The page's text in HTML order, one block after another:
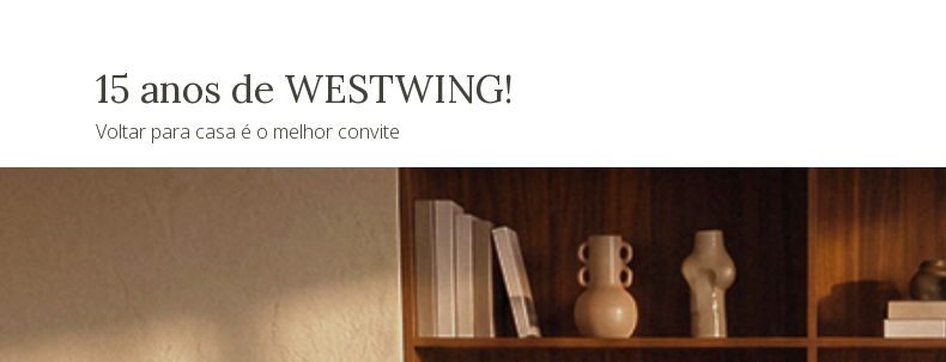
15 anos de WESTWING!
Voltar para casa é o melhor convite